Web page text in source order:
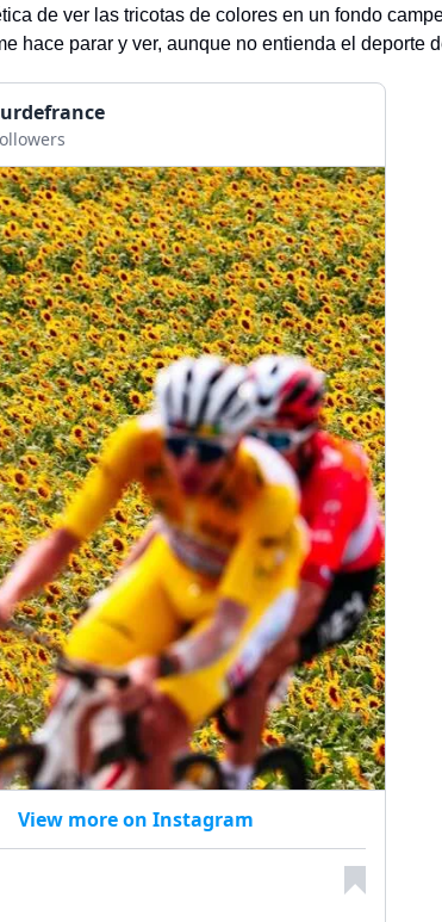
de ver las tricotas de colores en un fondo
hace parar y ver, aunque no entienda el deporte
View more on Instagram